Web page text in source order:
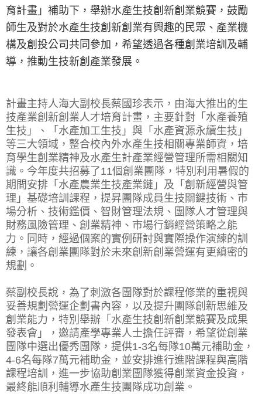
育計畫」補助下，舉辦水產生技創新創業競賽，鼓勵
師生及對於水產生技創新創業有興趣的民眾、產業機
構及創投公司共同參加，希望透過各種創業培訓及輔
導，推動生技新創產業發展。
計畫主持人海大副校長蔡國珍表示，由海大推出的生
技產業創新創業人才培育計畫，主要針對「水產養殖
生技」、「水產加工生技」與「水產資源永續生技」
等三大領域，整合校內外水產生技相關專業師資，培
育學生創業精神及水產生計產業經營管理所需相關知
識。今年度共招募了11個創業團隊，特別利用暑假的
期間安排「水產農業生技產業鏈」及「創新經營與管
理」基礎培訓課程，提昇團隊成員生技關鍵技術、市
場分析、技術鑑價、智財管理法規、團隊人才管理與
財務風險管理、創業精神、市場行銷經營策略之能
力。同時，經過個案的實例研討與實際操作演練的訓
練，讓各創業團隊對於未來創新創業營運有更縝密的
規劃。
蔡副校長說，為了刺激各團隊對於課程修業的重視與
妥善規劃營運企劃書內容，以及提升團隊創新思維及
創業能力，特別舉辦「水產生技創新創業競賽及成果
發表會」，邀請產學專業人士擔任評審，希望從創業
團隊中選出優秀團隊，提供1-3名每隊10萬元補助金，
4-6名每隊7萬元補助金，並安排進行進階課程與高階
課程培訓，進一步協助創業團隊獲得創業資金投資，
最終能順利輔導水產生技團隊成功創業。